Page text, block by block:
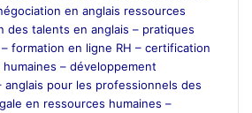
en anglais ressources
des talents en anglais – pratiques
formation en ligne RH – certification
– développement
anglais pour les professionnels des
en ressources humaines –